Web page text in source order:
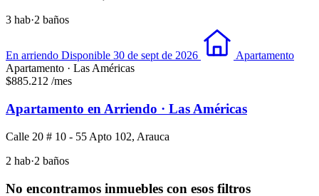
3 hab·2 baños
En arriendo Disponible 30 de sept de 2026
Apartamento
Apartamento · Las Américas
$885.212 /mes
Apartamento en Arriendo · Las Américas
Calle 20 # 10 - 55 Apto 102, Arauca
2 hab·2 baños
No encontramos inmuebles con esos filtros